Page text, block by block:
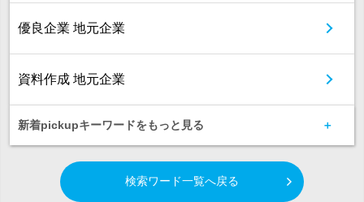
優良企業 地元企業
資料作成 地元企業
新着pickupキーワードをもっと見る
検索ワード一覧へ戻る